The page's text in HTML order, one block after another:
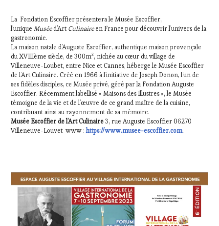
La Fondation Escoffier présentera le Musée Escoffier,
l’uniqueMuséed’Art Culinaireen France pour découvrir l’univers de la
gastronomie.
La maison natale d’Auguste Escoffier, authentique maison provençale
du XVIIIème siècle, de 300m², nichée au cœur du village de
Villeneuve-Loubet, entre Nice et Cannes, héberge le Musée Escoffier
de l’Art Culinaire. Créé en 1966 à l’initiative de Joseph Donon, l’un de
ses fidèles disciples, ce Musée privé, géré par la Fondation Auguste
Escoffier. Récemment labellisé « Maisons des Illustres », le Musée
témoigne de la vie et de l’œuvre de ce grand maître de la cuisine,
contribuant ainsi au rayonnement de sa mémoire.
Musée Escoffier de l’Art Culinaire3, rue Auguste Escoffier 06270
Villeneuve-Louvet www :https://www.musee-escoffier.com.